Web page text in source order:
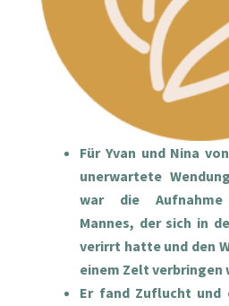
Für Yvan und Nina
unerwartete
war die
Mannes, der sich in
verirrt hatte und den
einem Zelt
Er fand Zuflucht und